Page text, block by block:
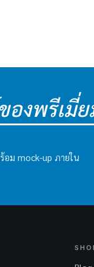
องพรีเมี่
อม mock-up ภายใน